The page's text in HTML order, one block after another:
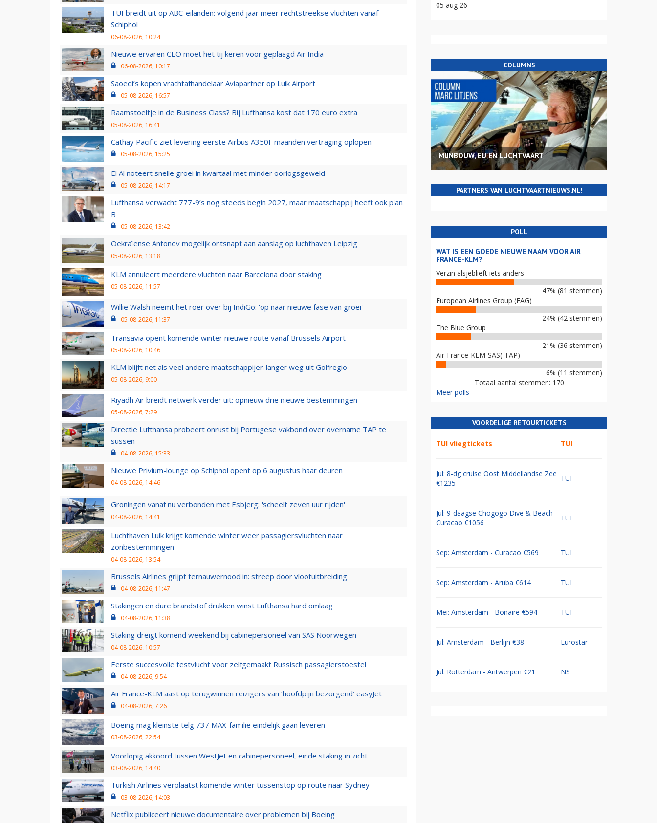
TUI breidt uit op ABC-eilanden: volgend jaar meer rechtstreekse vluchten vanaf
Schiphol
06-08-2026, 10:24
Nieuwe ervaren CEO moet het tij keren voor geplaagd Air India
06-08-2026, 10:17
Saoedi’s kopen vrachtafhandelaar Aviapartner op Luik Airport
05-08-2026, 16:57
Raamstoeltje in de Business Class? Bij Lufthansa kost dat 170 euro extra
05-08-2026, 16:41
Cathay Pacific ziet levering eerste Airbus A350F maanden vertraging oplopen
05-08-2026, 15:25
El Al noteert snelle groei in kwartaal met minder oorlogsgeweld
05-08-2026, 14:17
Lufthansa verwacht 777-9’s nog steeds begin 2027, maar maatschappij heeft ook plan
B
05-08-2026, 13:42
Oekraïense Antonov mogelijk ontsnapt aan aanslag op luchthaven Leipzig
05-08-2026, 13:18
KLM annuleert meerdere vluchten naar Barcelona door staking
05-08-2026, 11:57
Willie Walsh neemt het roer over bij IndiGo: 'op naar nieuwe fase van groei'
05-08-2026, 11:37
Transavia opent komende winter nieuwe route vanaf Brussels Airport
05-08-2026, 10:46
KLM blijft net als veel andere maatschappijen langer weg uit Golfregio
05-08-2026, 9:00
Riyadh Air breidt netwerk verder uit: opnieuw drie nieuwe bestemmingen
05-08-2026, 7:29
Directie Lufthansa probeert onrust bij Portugese vakbond over overname TAP te
sussen
04-08-2026, 15:33
Nieuwe Privium-lounge op Schiphol opent op 6 augustus haar deuren
04-08-2026, 14:46
Groningen vanaf nu verbonden met Esbjerg: 'scheelt zeven uur rijden'
04-08-2026, 14:41
Luchthaven Luik krijgt komende winter weer passagiersvluchten naar
zonbestemmingen
04-08-2026, 13:54
Brussels Airlines grijpt ternauwernood in: streep door vlootuitbreiding
04-08-2026, 11:47
Stakingen en dure brandstof drukken winst Lufthansa hard omlaag
04-08-2026, 11:38
Staking dreigt komend weekend bij cabinepersoneel van SAS Noorwegen
04-08-2026, 10:57
Eerste succesvolle testvlucht voor zelfgemaakt Russisch passagierstoestel
04-08-2026, 9:54
Air France-KLM aast op terugwinnen reizigers van ‘hoofdpijn bezorgend’ easyJet
04-08-2026, 7:26
Boeing mag kleinste telg 737 MAX-familie eindelijk gaan leveren
03-08-2026, 22:54
Voorlopig akkoord tussen WestJet en cabinepersoneel, einde staking in zicht
03-08-2026, 14:40
Turkish Airlines verplaatst komende winter tussenstop op route naar Sydney
03-08-2026, 14:03
Netflix publiceert nieuwe documentaire over problemen bij Boeing
05 aug 26
COLUMNS
MIJNBOUW, EU EN LUCHTVAART
PARTNERS VAN LUCHTVAARTNIEUWS.NL!
POLL
WAT IS EEN GOEDE NIEUWE NAAM VOOR AIR
FRANCE-KLM?
Verzin alsjeblieft iets anders
47% (81 stemmen)
European Airlines Group (EAG)
24% (42 stemmen)
The Blue Group
21% (36 stemmen)
Air-France-KLM-SAS(-TAP)
6% (11 stemmen)
Totaal aantal stemmen: 170
Meer polls
VOORDELIGE RETOURTICKETS
TUI vliegtickets TUI
Jul: 8-dg cruise Oost Middellandse Zee
€1235
TUI
Jul: 9-daagse Chogogo Dive & Beach
Curacao €1056
TUI
Sep: Amsterdam - Curacao €569 TUI
Sep: Amsterdam - Aruba €614 TUI
Mei: Amsterdam - Bonaire €594 TUI
Jul: Amsterdam - Berlijn €38 Eurostar
Jul: Rotterdam - Antwerpen €21 NS